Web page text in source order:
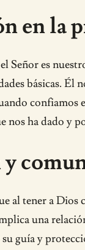
en la
Señor es
básicas.
confiamos
nos ha dado y
al tener a
una
guía y